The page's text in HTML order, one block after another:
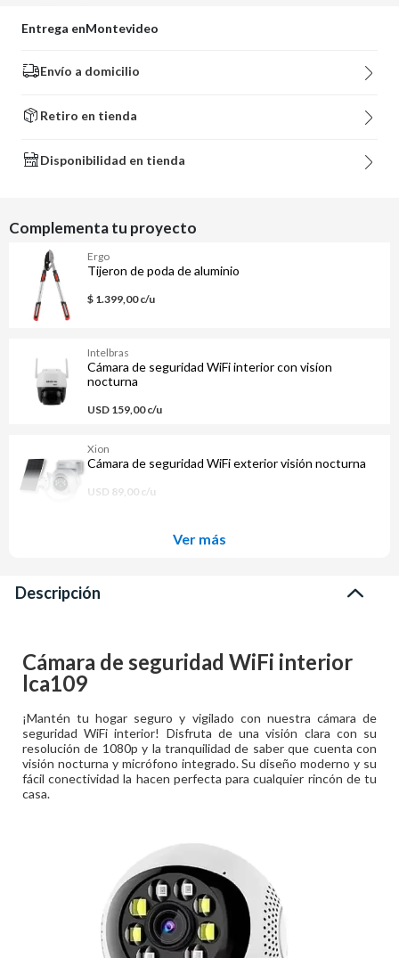
Entrega enMontevideo
Envío a domicilio
Retiro en tienda
Disponibilidad en tienda
Complementa tu proyecto
Ergo
Tijeron de poda de aluminio
$ 1.399,00 c/u
Intelbras
Cámara de seguridad WiFi interior con visíon
nocturna
USD 159,00 c/u
Xion
Cámara de seguridad WiFi exterior visión nocturna
USD 89,00 c/u
Ver más
Descripción
Cámara de seguridad WiFi interior
lca109
¡Mantén tu hogar seguro y vigilado con nuestra cámara de
seguridad WiFi interior! Disfruta de una visión clara con su
resolución de 1080p y la tranquilidad de saber que cuenta con
visión nocturna y micrófono integrado. Su diseño moderno y su
fácil conectividad la hacen perfecta para cualquier rincón de tu
casa.